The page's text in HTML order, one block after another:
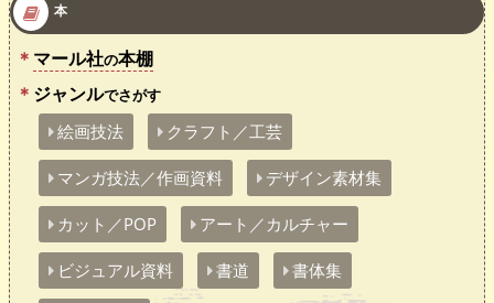
本
マール社の本棚
ジャンルでさがす
絵画技法 クラフト／工芸
マンガ技法／作画資料 デザイン素材集
カット／POP アート／カルチャー
ビジュアル資料 書道 書体集